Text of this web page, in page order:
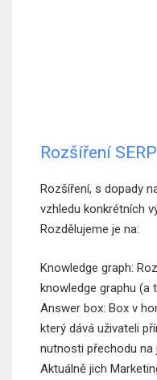
Rozšíření SERP
Rozšíření, s dopady
vzhledu konkrétních
Rozdělujeme je na:
Knowledge graph:
knowledge graphu (a
Answer box: Box v
který dává uživateli
nutnosti přechodu na
Aktuálně jich